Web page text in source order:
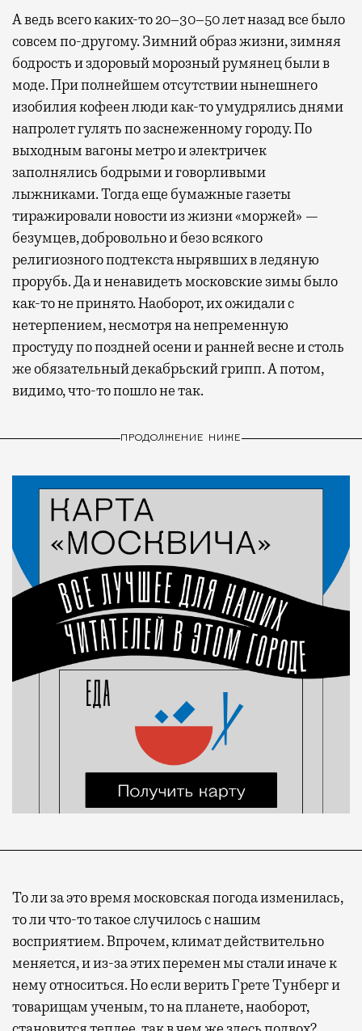
А ведь всего каких-то 20–30–50 лет назад все было
совсем по-другому. Зимний образ жизни, зимняя
бодрость и здоровый морозный румянец были в
моде. При полнейшем отсутствии нынешнего
изобилия кофеен люди как-то умудрялись днями
напролет гулять по заснеженному городу. По
выходным вагоны метро и электричек
заполнялись бодрыми и говорливыми
лыжниками. Тогда еще бумажные газеты
тиражировали новости из жизни «моржей» —
безумцев, добровольно и безо всякого
религиозного подтекста нырявших в ледяную
прорубь. Да и ненавидеть московские зимы было
как-то не принято. Наоборот, их ожидали с
нетерпением, несмотря на непременную
простуду по поздней осени и ранней весне и столь
же обязательный декабрьский грипп. А потом,
видимо, что-то пошло не так.
ПРОДОЛЖЕНИЕ НИЖЕ
То ли за это время московская погода изменилась,
то ли что-то такое случилось с нашим
восприятием. Впрочем, климат действительно
меняется, и из-за этих перемен мы стали иначе к
нему относиться. Но если верить Грете Тунберг и
товарищам ученым, то на планете, наоборот,